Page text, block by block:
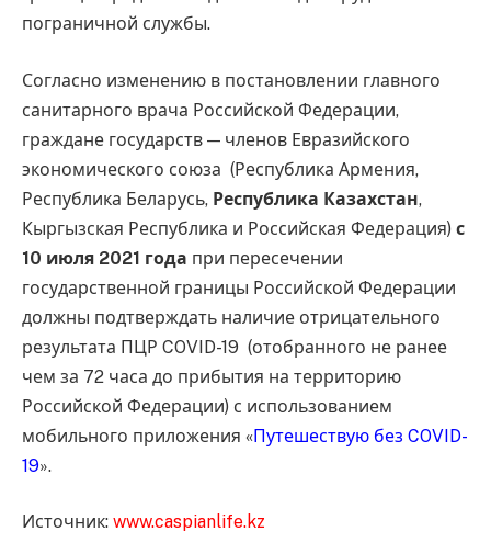
пограничной службы.
Согласно изменению в постановлении главного
санитарного врача Российской Федерации,
граждане государств — членов Евразийского
экономического союза (Республика Армения,
Республика Беларусь, Республика Казахстан,
Кыргызская Республика и Российская Федерация) с
10 июля 2021 года при пересечении
государственной границы Российской Федерации
должны подтверждать наличие отрицательного
результата ПЦР COVID-19 (отобранного не ранее
чем за 72 часа до прибытия на территорию
Российской Федерации) с использованием
мобильного приложения «Путешествую без COVID-
19».
Источник: www.caspianlife.kz